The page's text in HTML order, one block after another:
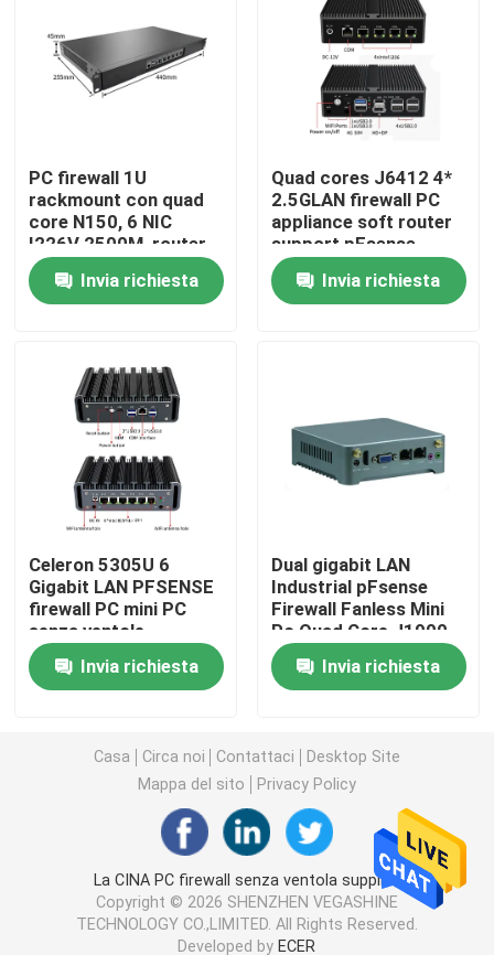
Fatory Tour
Controllo di qualità
Contattaci
Richiedere un preventivo
Mini Pc industriale
PC industriale del pannello
PC irregolare della compressa
Computer firewall
Mini PC di OPS
mini pc doppio di lan
PC per l'estrazione di criptovalute
mini scheda madre di itx
Scheda madre da 3,5 e 4 pollici
PC firewall 1U
rackmount con quad
core N150, 6 NIC
I226V 2500M, router
software, supporto
pFsenseInvia richiesta
Quad cores J6412 4*
2.5GLAN firewall PC
appliance soft router
support pFsense
Invia richiesta
Celeron 5305U 6
Gigabit LAN PFSENSE
firewall PC mini PC
senza ventole
Invia richiesta
Dual gigabit LAN
Industrial pFsense
Firewall Fanless Mini
Pc Quad Core J1900
con RJ45 RS232
Invia richiesta
Casa Circa noi Contattaci
Desktop Site
Mappa del sito
Privacy Policy
La CINA PC firewall senza ventola supplier.
Copyright © 2026 SHENZHEN VEGASHINE
TECHNOLOGY CO.,LIMITED. All Rights Reserved.
Developed by ECER